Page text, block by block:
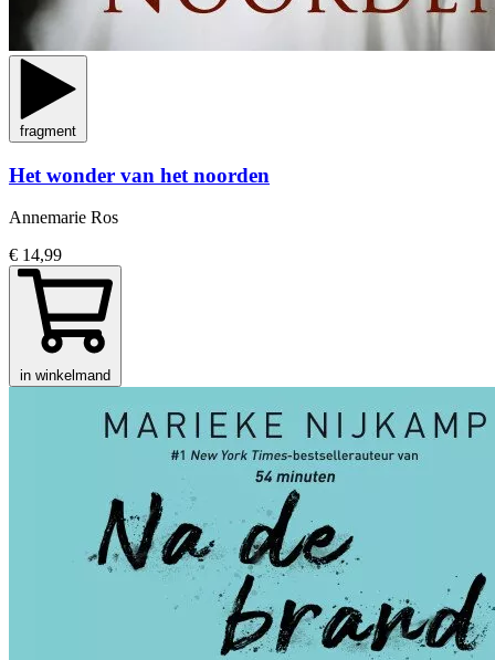
fragment
Het wonder van het noorden
Annemarie Ros
€ 14,99
in winkelmand